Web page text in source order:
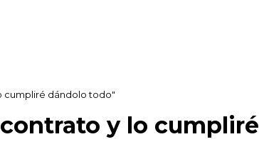
cumpliré dándolo todo"
y lo cumpliré